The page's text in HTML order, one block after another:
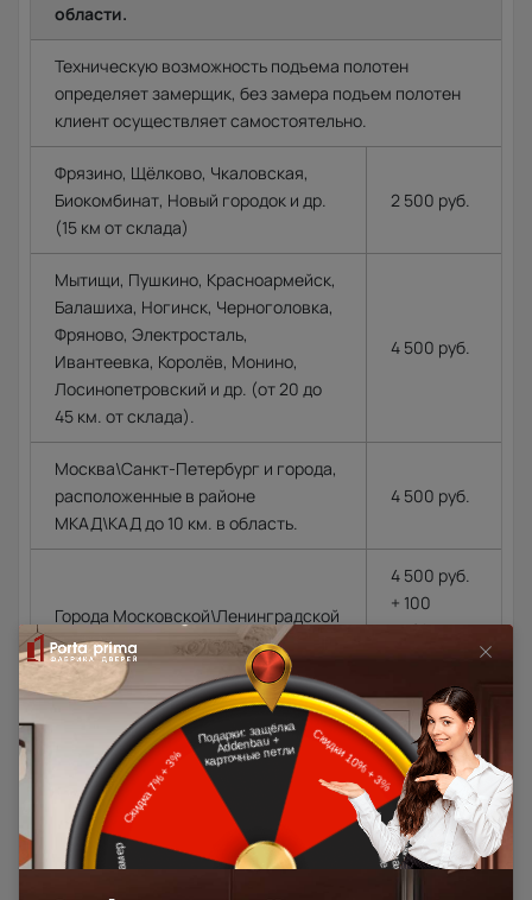
области.
Техническую возможность подъема полотен
определяет замерщик, без замера подъем полотен
клиент осуществляет самостоятельно.
Фрязино, Щёлково, Чкаловская,
Биокомбинат, Новый городок и др.
(15 км от склада)
2 500 руб.
Мытищи, Пушкино, Красноармейск,
Балашиха, Ногинск, Черноголовка,
Фряново, Электросталь,
Ивантеевка, Королёв, Монино,
Лосинопетровский и др. (от 20 до
45 км. от склада).
4 500 руб.
Москва\Санкт-Петербург и города,
расположенные в районе
МКАД\КАД до 10 км. в область.
4 500 руб.
Города Московской\Ленинградской
области, располагающиеся далее
10 км. от МКАД (кроме Щёлковского
шоссе)\КАД
4 500 руб.
+ 100
руб.\км. из
расчёта в
сторону от
МКАД\КАД
Доставка в регионы осуществляется по тарифам нашего
дилера в данном регионе или, при заказе через запрос с
сайта, отдельно рассчитывается менеджером интернет-